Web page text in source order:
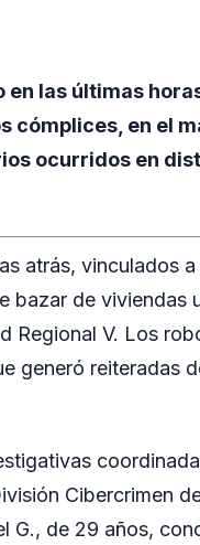
en las últimas
cómplices, en el
ocurridos en
atrás, vinculados a
bazar de viviendas
Regional V. Los
generó reiteradas
Cibercrimen
G., de 29 años,